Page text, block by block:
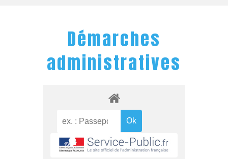
Démarches
administratives